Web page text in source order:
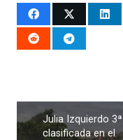
Julia Izquierdo 3ª
clasificada en el